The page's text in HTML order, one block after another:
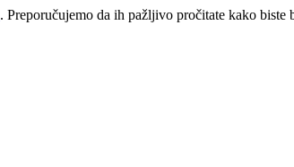
. Preporučujemo da ih pažljivo pročitate kako